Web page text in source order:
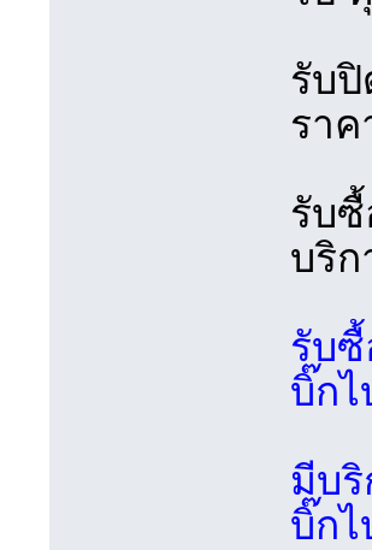
รับ
รา
รับ
บริ
รับ
บิ๊ก
มีบ
บิ๊ก